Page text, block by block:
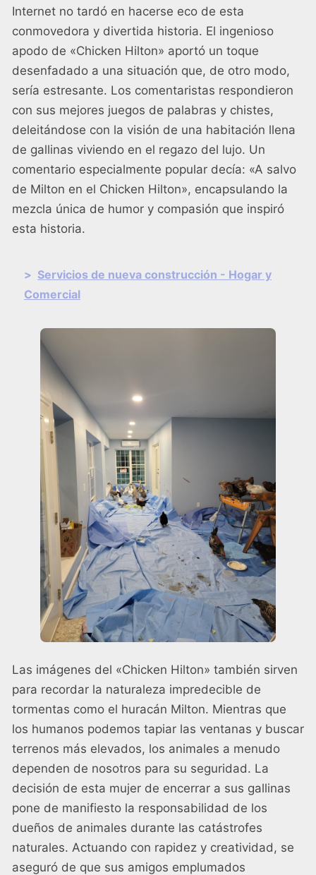
Internet no tardó en hacerse eco de esta
conmovedora y divertida historia. El ingenioso
apodo de «Chicken Hilton» aportó un toque
desenfadado a una situación que, de otro modo,
sería estresante. Los comentaristas respondieron
con sus mejores juegos de palabras y chistes,
deleitándose con la visión de una habitación llena
de gallinas viviendo en el regazo del lujo. Un
comentario especialmente popular decía: «A salvo
de Milton en el Chicken Hilton», encapsulando la
mezcla única de humor y compasión que inspiró
esta historia.
> Servicios de nueva construcción - Hogar y
Comercial
Las imágenes del «Chicken Hilton» también sirven
para recordar la naturaleza impredecible de
tormentas como el huracán Milton. Mientras que
los humanos podemos tapiar las ventanas y buscar
terrenos más elevados, los animales a menudo
dependen de nosotros para su seguridad. La
decisión de esta mujer de encerrar a sus gallinas
pone de manifiesto la responsabilidad de los
dueños de animales durante las catástrofes
naturales. Actuando con rapidez y creatividad, se
aseguró de que sus amigos emplumados